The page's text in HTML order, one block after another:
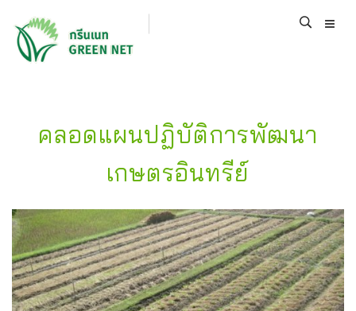
คลอดแผนปฏิบัติการพัฒนา
เกษตรอินทรีย์